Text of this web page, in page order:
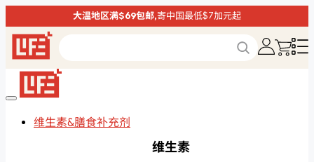
大温地区满$69包邮,寄中国最低$7加元起
维生素&膳食补充剂
维生素